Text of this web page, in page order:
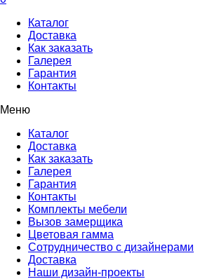
Каталог
Доставка
Как заказать
Галерея
Гарантия
Контакты
Меню
Каталог
Доставка
Как заказать
Галерея
Гарантия
Контакты
Комплекты мебели
Вызов замерщика
Цветовая гамма
Сотрудничество с дизайнерами
Доставка
Наши дизайн-проекты